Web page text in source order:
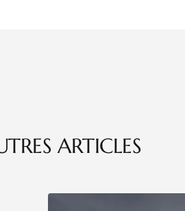
ARTICLES